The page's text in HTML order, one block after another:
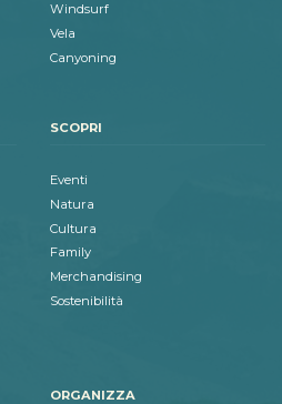
Windsurf
Vela
Canyoning
SCOPRI
Eventi
Natura
Cultura
Family
Merchandising
Sostenibilità
ORGANIZZA